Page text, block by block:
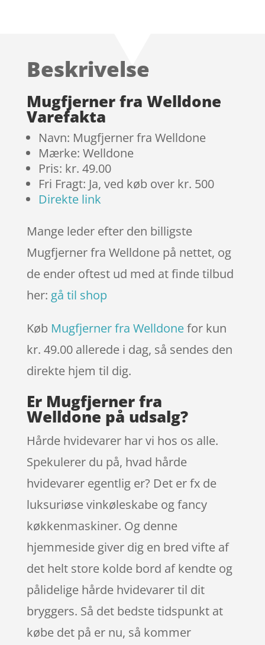
på
ømmels
er
Beskrivelse
Mugfjerner fra Welldone
Varefakta
Navn: Mugfjerner fra Welldone
Mærke: Welldone
Pris: kr. 49.00
Fri Fragt: Ja, ved køb over kr. 500
Direkte link
Mange leder efter den billigste
Mugfjerner fra Welldone på nettet, og
de ender oftest ud med at finde tilbud
her: gå til shop
Køb Mugfjerner fra Welldonefor kun
kr. 49.00 allerede i dag, så sendes den
direkte hjem til dig.
Er Mugfjerner fra
Welldone på udsalg?
Hårde hvidevarer har vi hos os alle.
Spekulerer du på, hvad hårde
hvidevarer egentlig er? Det er fx de
luksuriøse vinkøleskabe og fancy
køkkenmaskiner. Og denne
hjemmeside giver dig en bred vifte af
det helt store kolde bord af kendte og
pålidelige hårde hvidevarer til dit
bryggers. Så det bedste tidspunkt at
købe det på er nu, så kommer